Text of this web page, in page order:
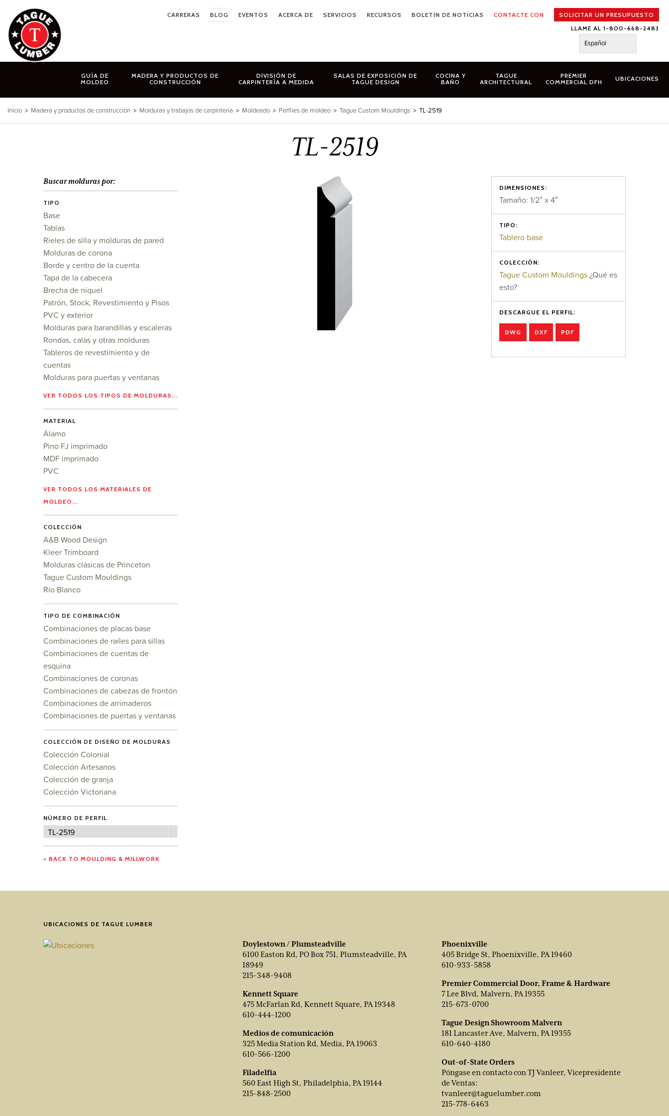
contenido
CARRERAS BLOG EVENTOS ACERCA DE SERVICIOS RECURSOS BOLETÍN DE NOTICIAS CONTACTE CON
SOLICITAR UN PRESUPUESTO
LLAME AL 1-800-668-2483
Español
GUÍA DE
MOLDEO
MADERA Y PRODUCTOS DE
CONSTRUCCIÓN
DIVISIÓN DE
CARPINTERÍA A MEDIDA
SALAS DE EXPOSICIÓN DE
TAGUE DESIGN
COCINA Y
BAÑO
TAGUE
ARCHITECTURAL
PREMIER
COMMERCIAL DFH
UBICACIONES
Inicio > Madera y productos de construcción > Molduras y trabajos de carpintería > Moldeado > Perfiles de moldeo > Tague Custom Mouldings > TL-2519
TL-2519
DIMENSIONES:
Tamaño: 1/2″ x 4″
TIPO:
Tablero base
COLECCIÓN:
Tague Custom Mouldings¿Qué es
esto?
DESCARGUE EL PERFIL:
DWG DXF PDF
Buscar molduras por:
TIPO
Base
Tablas
Rieles de silla y molduras de pared
Molduras de corona
Borde y centro de la cuenta
Tapa de la cabecera
Brecha de níquel
Patrón, Stock, Revestimiento y Pisos
PVC y exterior
Molduras para barandillas y escaleras
Rondas, calas y otras molduras
Tableros de revestimiento y de
cuentas
Molduras para puertas y ventanas
VER TODOS LOS TIPOS DE MOLDURAS...
MATERIAL
Álamo
Pino FJ imprimado
MDF imprimado
PVC
VER TODOS LOS MATERIALES DE
MOLDEO...
COLECCIÓN
A&B Wood Design
Kleer Trimboard
Molduras clásicas de Princeton
Tague Custom Mouldings
Río Blanco
TIPO DE COMBINACIÓN
Combinaciones de placas base
Combinaciones de raíles para sillas
Combinaciones de cuentas de
esquina
Combinaciones de coronas
Combinaciones de cabezas de frontón
Combinaciones de arrimaderos
Combinaciones de puertas y ventanas
COLECCIÓN DE DISEÑO DE MOLDURAS
Colección Colonial
Colección Artesanos
Colección de granja
Colección Victoriana
NÚMERO DE PERFIL
Número
perfil
TL-2519
< BACK TO MOULDING & MILLWORK
UBICACIONES DE TAGUE LUMBER
Doylestown / Plumsteadville
6100 Easton Rd, PO Box 751, Plumsteadville, PA
18949
215-348-9408
Kennett Square
475 McFarlan Rd, Kennett Square, PA 19348
610-444-1200
Medios de comunicación
325 Media Station Rd, Media, PA 19063
610-566-1200
Filadelfia
560 East High St, Philadelphia, PA 19144
215-848-2500
Phoenixville
405 Bridge St, Phoenixville, PA 19460
610-933-5858
Premier Commercial Door, Frame & Hardware
7 Lee Blvd, Malvern, PA 19355
215-673-0700
Tague Design Showroom Malvern
181 Lancaster Ave, Malvern, PA 19355
610-640-4180
Out-of-State Orders
Póngase en contacto con TJ Vanleer, Vicepresidente
de Ventas:
tvanleer@taguelumber.com
215-778-6463